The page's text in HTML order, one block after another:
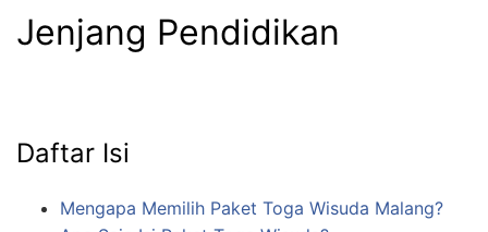
Jenjang Pendidikan
Daftar Isi
Mengapa Memilih Paket Toga Wisuda Malang?